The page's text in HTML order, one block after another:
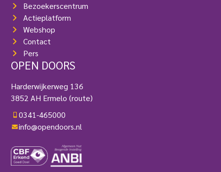
Bezoekerscentrum
Actieplatform
Webshop
Contact
Pers
OPEN DOORS
Harderwijkerweg 136
3852 AH Ermelo(route)
0341-465000
info@opendoors.nl